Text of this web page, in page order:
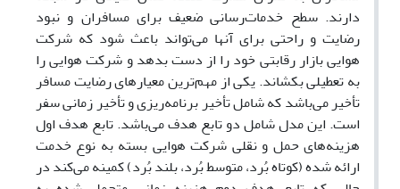
دارند. سطح خدمات‌رسانی ضعیف برای مسافران و نبود
رضایت و راحتی برای آنها می‌تواند باعث شود که شرکت
هوایی بازار رقابتی خود را از دست بدهد و شرکت هوایی را
به تعطیلی بکشاند. یکی از مهم‌ترین معیارهای رضایت مسافر
تأخیر می‌باشد که شامل تأخیر برنامه‌ریزی و تأخیر زمانی سفر
است. این مدل شامل دو تابع هدف می‌باشد. تابع هدف اول
هزینه‌های حمل و نقلی شرکت هوایی بسته به نوع خدمت
ارائه شده (کوتاه بُرد، متوسط بُرد، بلند بُرد) کمینه می‌کند در